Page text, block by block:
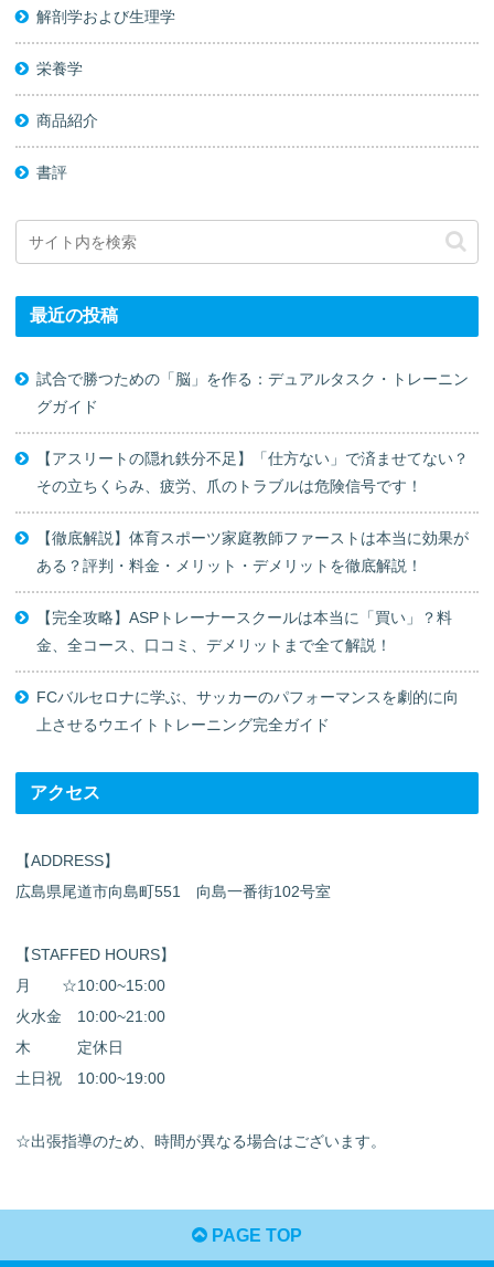
解剖学および生理学
栄養学
商品紹介
書評
最近の投稿
試合で勝つための「脳」を作る：デュアルタスク・トレーニン
グガイド
【アスリートの隠れ鉄分不足】「仕方ない」で済ませてない？
その立ちくらみ、疲労、爪のトラブルは危険信号です！
【徹底解説】体育スポーツ家庭教師ファーストは本当に効果が
ある？評判・料金・メリット・デメリットを徹底解説！
【完全攻略】ASPトレーナースクールは本当に「買い」？料
金、全コース、口コミ、デメリットまで全て解説！
FCバルセロナに学ぶ、サッカーのパフォーマンスを劇的に向
上させるウエイトトレーニング完全ガイド
アクセス
【ADDRESS】
広島県尾道市向島町551 向島一番街102号室
【STAFFED HOURS】
月 ☆10:00~15:00
火水金 10:00~21:00
木 定休日
土日祝 10:00~19:00
☆出張指導のため、時間が異なる場合はございます。
PAGE TOP